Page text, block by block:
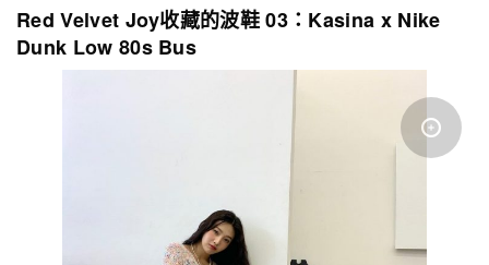
Red Velvet Joy收藏的波鞋 03：Kasina x Nike
Dunk Low 80s Bus